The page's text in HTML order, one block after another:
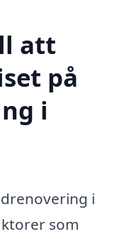
att
på
i
i
som